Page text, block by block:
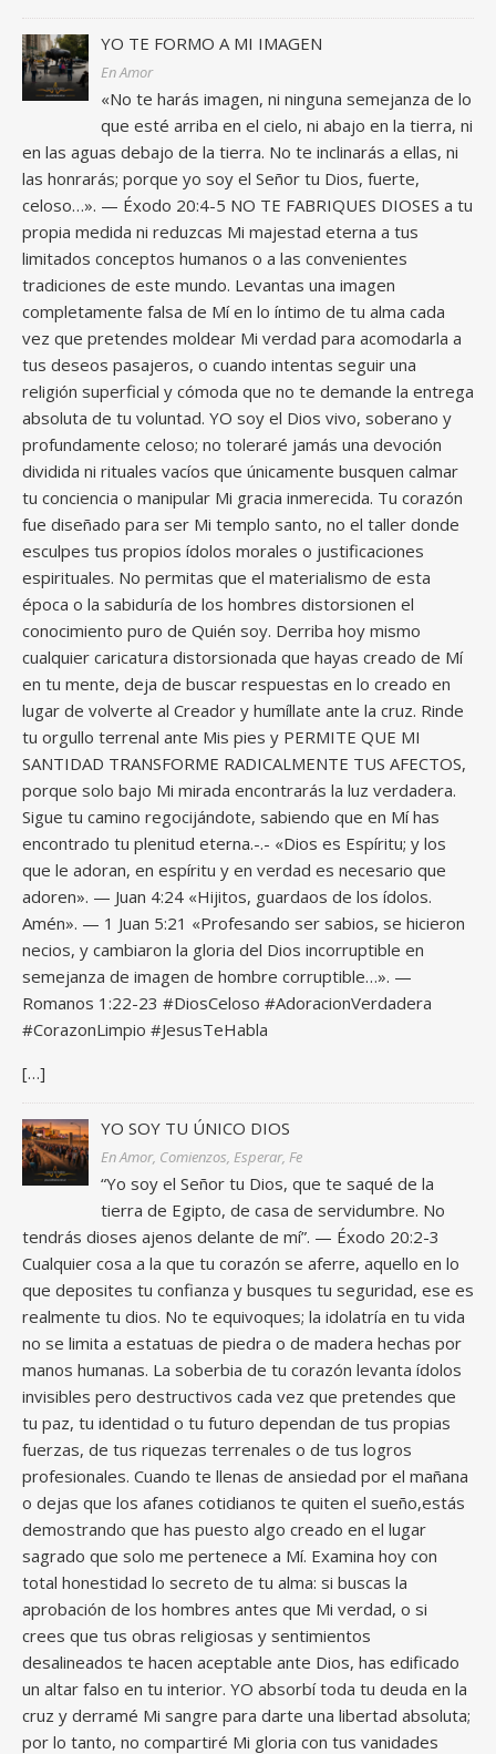
YO TE FORMO A MI IMAGEN
En Amor
«No te harás imagen, ni ninguna semejanza de lo
que esté arriba en el cielo, ni abajo en la tierra, ni
en las aguas debajo de la tierra. No te inclinarás a ellas, ni
las honrarás; porque yo soy el Señor tu Dios, fuerte,
celoso…». — Éxodo 20:4-5 NO TE FABRIQUES DIOSES a tu
propia medida ni reduzcas Mi majestad eterna a tus
limitados conceptos humanos o a las convenientes
tradiciones de este mundo. Levantas una imagen
completamente falsa de Mí en lo íntimo de tu alma cada
vez que pretendes moldear Mi verdad para acomodarla a
tus deseos pasajeros, o cuando intentas seguir una
religión superficial y cómoda que no te demande la entrega
absoluta de tu voluntad. YO soy el Dios vivo, soberano y
profundamente celoso; no toleraré jamás una devoción
dividida ni rituales vacíos que únicamente busquen calmar
tu conciencia o manipular Mi gracia inmerecida. Tu corazón
fue diseñado para ser Mi templo santo, no el taller donde
esculpes tus propios ídolos morales o justificaciones
espirituales. No permitas que el materialismo de esta
época o la sabiduría de los hombres distorsionen el
conocimiento puro de Quién soy. Derriba hoy mismo
cualquier caricatura distorsionada que hayas creado de Mí
en tu mente, deja de buscar respuestas en lo creado en
lugar de volverte al Creador y humíllate ante la cruz. Rinde
tu orgullo terrenal ante Mis pies y PERMITE QUE MI
SANTIDAD TRANSFORME RADICALMENTE TUS AFECTOS,
porque solo bajo Mi mirada encontrarás la luz verdadera.
Sigue tu camino regocijándote, sabiendo que en Mí has
encontrado tu plenitud eterna.-.- «Dios es Espíritu; y los
que le adoran, en espíritu y en verdad es necesario que
adoren». — Juan 4:24 «Hijitos, guardaos de los ídolos.
Amén». — 1 Juan 5:21 «Profesando ser sabios, se hicieron
necios, y cambiaron la gloria del Dios incorruptible en
semejanza de imagen de hombre corruptible…». —
Romanos 1:22-23 #DiosCeloso #AdoracionVerdadera
#CorazonLimpio #JesusTeHabla
[…]
YO SOY TU ÚNICO DIOS
En Amor, Comienzos, Esperar, Fe
“Yo soy el Señor tu Dios, que te saqué de la
tierra de Egipto, de casa de servidumbre. No
tendrás dioses ajenos delante de mí”. — Éxodo 20:2-3
Cualquier cosa a la que tu corazón se aferre, aquello en lo
que deposites tu confianza y busques tu seguridad, ese es
realmente tu dios. No te equivoques; la idolatría en tu vida
no se limita a estatuas de piedra o de madera hechas por
manos humanas. La soberbia de tu corazón levanta ídolos
invisibles pero destructivos cada vez que pretendes que
tu paz, tu identidad o tu futuro dependan de tus propias
fuerzas, de tus riquezas terrenales o de tus logros
profesionales. Cuando te llenas de ansiedad por el mañana
o dejas que los afanes cotidianos te quiten el sueño,estás
demostrando que has puesto algo creado en el lugar
sagrado que solo me pertenece a Mí. Examina hoy con
total honestidad lo secreto de tu alma: si buscas la
aprobación de los hombres antes que Mi verdad, o si
crees que tus obras religiosas y sentimientos
desalineados te hacen aceptable ante Dios, has edificado
un altar falso en tu interior. YO absorbí toda tu deuda en la
cruz y derramé Mi sangre para darte una libertad absoluta;
por lo tanto, no compartiré Mi gloria con tus vanidades